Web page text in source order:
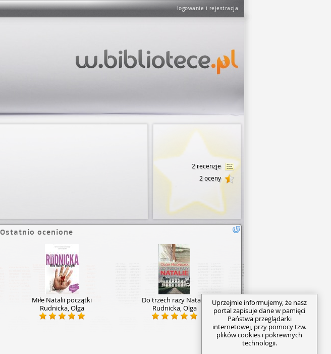
logowanie i rejestracja
2 recenzje
2 oceny
Ostatnio ocenione
Miłe Natalii początki
Rudnicka, Olga
Do trzech razy Natalie
Rudnicka, Olga
Uprzejmie informujemy, że nasz
portal zapisuje dane w pamięci
Państwa przeglądarki
internetowej, przy pomocy tzw.
plików cookies i pokrewnych
technologii.